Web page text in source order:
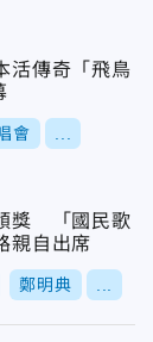
活傳奇「飛鳥
會
獎 「國民歌
親自出席
鄭明典